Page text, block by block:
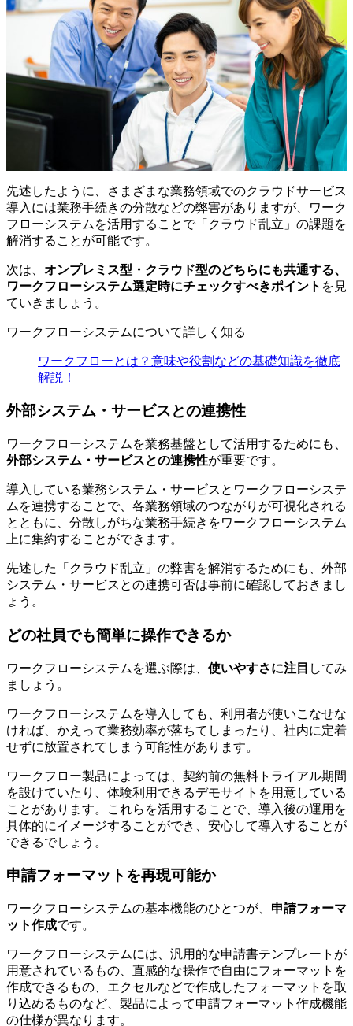
先述したように、さまざまな業務領域でのクラウドサービス
導入には業務手続きの分散などの弊害がありますが、ワーク
フローシステムを活用することで「クラウド乱立」の課題を
解消することが可能です。
次は、 オンプレミス型・クラウド型のどちらにも共通する、
ワークフローシステム選定時にチェックすべきポイント を見
ていきましょう。
ワークフローシステムについて詳しく知る
ワークフローとは？意味や役割などの基礎知識を徹底
解説！
外部システム・サービスとの連携性
ワークフローシステムを業務基盤として活用するためにも、
外部システム・サービスとの連携性が重要です。
導入している業務システム・サービスとワークフローシステ
ムを連携することで、各業務領域のつながりが可視化される
とともに、分散しがちな業務手続きをワークフローシステム
上に集約することができます。
先述した「クラウド乱立」の弊害を解消するためにも、外部
システム・サービスとの連携可否は事前に確認しておきまし
ょう。
どの社員でも簡単に操作できるか
ワークフローシステムを選ぶ際は、 使いやすさに注目 してみ
ましょう。
ワークフローシステムを導入しても、利用者が使いこなせな
ければ、かえって業務効率が落ちてしまったり、社内に定着
せずに放置されてしまう可能性があります。
ワークフロー製品によっては、契約前の無料トライアル期間
を設けていたり、体験利用できるデモサイトを用意している
ことがあります。これらを活用することで、導入後の運用を
具体的にイメージすることができ、安心して導入することが
できるでしょう。
申請フォーマットを再現可能か
ワークフローシステムの基本機能のひとつが、 申請フォーマ
ット作成です。
ワークフローシステムには、汎用的な申請書テンプレートが
用意されているもの、直感的な操作で自由にフォーマットを
作成できるもの、エクセルなどで作成したフォーマットを取
り込めるものなど、製品によって申請フォーマット作成機能
の仕様が異なります。